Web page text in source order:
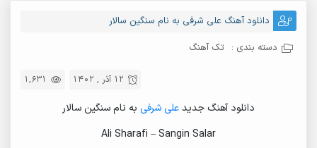
دانلود آهنگ علی شرفی به نام سنگین سالار
دسته بندی : تک آهنگ
1,631 12 آذر , 1402
دانلود آهنگ جدیدعلی شرفی به نام سنگین سالار
Ali Sharafi – Sangin Salar